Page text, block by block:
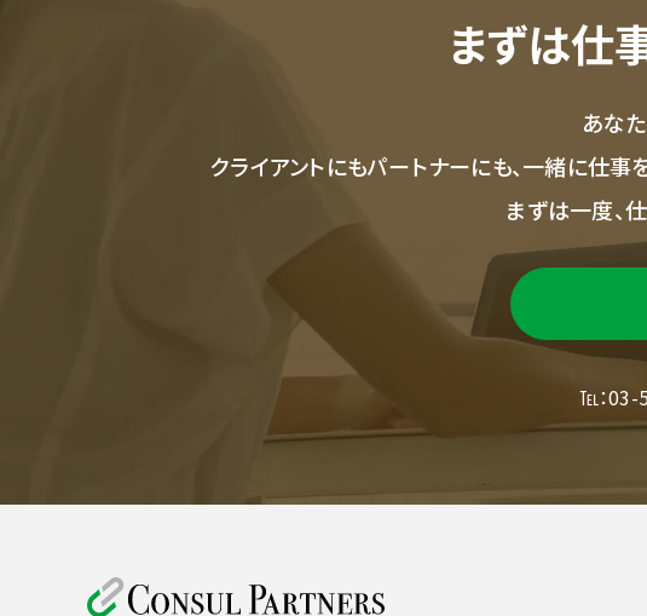
まずは仕
あな
クライアントにもパートナーにも、一緒に仕
まずは一度、
℡：03-